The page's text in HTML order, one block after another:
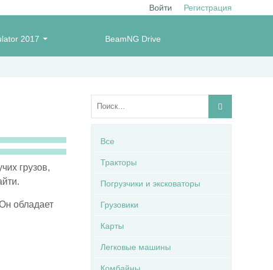
Войти Регистрация
2017 BeamNG Drive
грузов,
обладает
Все
Тракторы
Погрузчики и эксковаторы
Грузовики
Карты
Легковые машины